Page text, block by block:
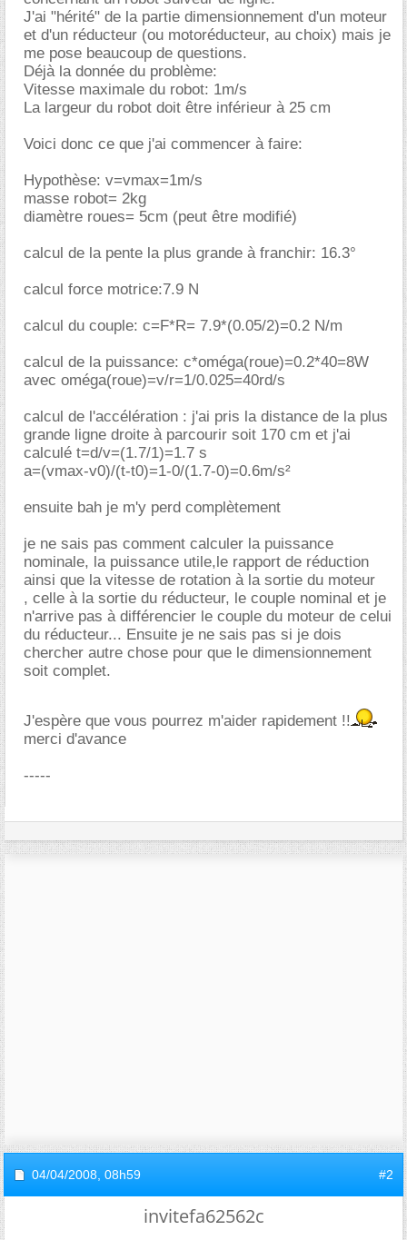
J'ai "hérité" de la partie dimensionnement d'un moteur
et d'un réducteur (ou motoréducteur, au choix) mais je
me pose beaucoup de questions.
Déjà la donnée du problème:
Vitesse maximale du robot: 1m/s
La largeur du robot doit être inférieur à 25 cm
Voici donc ce que j'ai commencer à faire:
Hypothèse: v=vmax=1m/s
masse robot= 2kg
diamètre roues= 5cm (peut être modifié)
calcul de la pente la plus grande à franchir: 16.3°
calcul force motrice:7.9 N
calcul du couple: c=F*R= 7.9*(0.05/2)=0.2 N/m
calcul de la puissance: c*oméga(roue)=0.2*40=8W
avec oméga(roue)=v/r=1/0.025=40rd/s
calcul de l'accélération : j'ai pris la distance de la plus
grande ligne droite à parcourir soit 170 cm et j'ai
calculé t=d/v=(1.7/1)=1.7 s
a=(vmax-v0)/(t-t0)=1-0/(1.7-0)=0.6m/s²
ensuite bah je m'y perd complètement
je ne sais pas comment calculer la puissance
nominale, la puissance utile,le rapport de réduction
ainsi que la vitesse de rotation à la sortie du moteur
, celle à la sortie du réducteur, le couple nominal et je
n'arrive pas à différencier le couple du moteur de celui
du réducteur... Ensuite je ne sais pas si je dois
chercher autre chose pour que le dimensionnement
soit complet.
J'espère que vous pourrez m'aider rapidement !!
merci d'avance
-----
04/04/2008, 08h59 #2
invitefa62562c